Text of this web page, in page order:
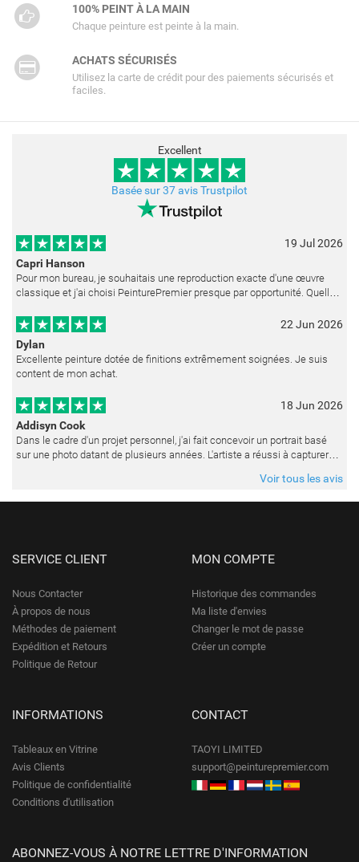
100% PEINT À LA MAIN
Chaque peinture est peinte à la main.
ACHATS SÉCURISÉS
Utilisez la carte de crédit pour des paiements sécurisés et
faciles.
Excellent
Basée sur 37 avis Trustpilot
19 Jul 2026
Capri Hanson
Pour mon bureau, je souhaitais une reproduction exacte d'une œuvre
classique et j'ai choisi PeinturePremier presque par opportunité. Quelle
22 Jun 2026
Dylan
Excellente peinture dotée de finitions extrêmement soignées. Je suis
content de mon achat.
18 Jun 2026
Addisyn Cook
Dans le cadre d'un projet personnel, j'ai fait concevoir un portrait basé
sur une photo datant de plusieurs années. L'artiste a réussi à capturer
Voir tous les avis
SERVICE CLIENT
Nous Contacter
À propos de nous
Méthodes de paiement
Expédition et Retours
Politique de Retour
MON COMPTE
Historique des commandes
Ma liste d'envies
Changer le mot de passe
Créer un compte
INFORMATIONS
Tableaux en Vitrine
Avis Clients
Politique de confidentialité
Conditions d'utilisation
CONTACT
TAOYI LIMITED
support@peinturepremier.com
ABONNEZ-VOUS À NOTRE LETTRE D'INFORMATION